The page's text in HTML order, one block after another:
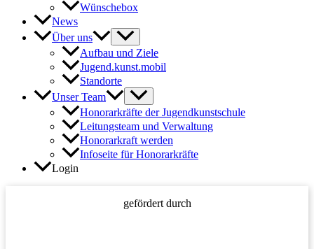
Wünschebox
News
Über uns
Aufbau und Ziele
Jugend.kunst.mobil
Standorte
Unser Team
Honorarkräfte der Jugendkunstschule
Leitungsteam und Verwaltung
Honorarkraft werden
Infoseite für Honorarkräfte
Login
gefördert durch